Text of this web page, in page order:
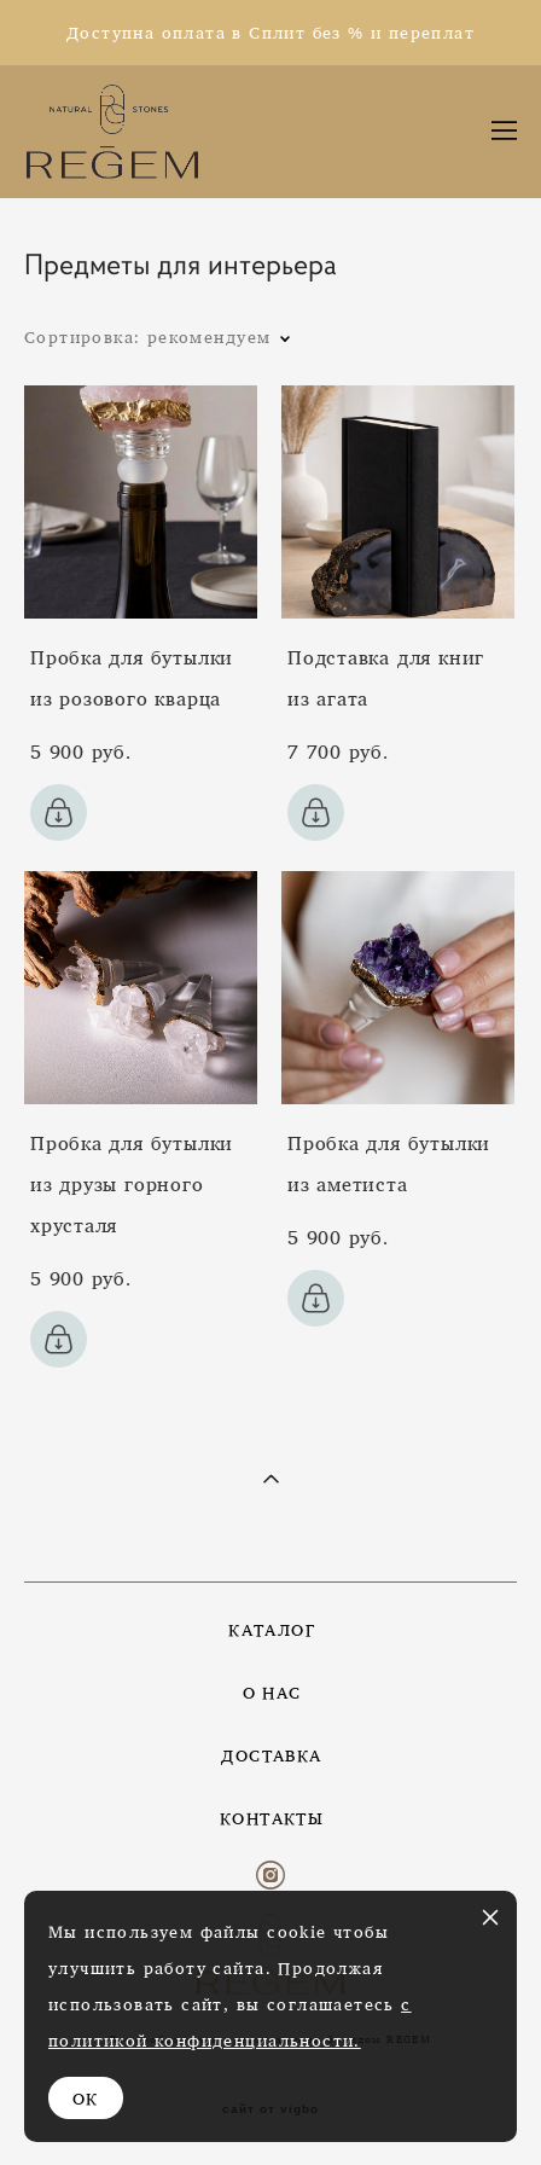
Доступна оплата в Сплит без % и переплат
Предметы для интерьера
Сортировка: рекомендуем
Пробка для бутылки
из розового кварца
5 900 pуб.
Подставка для книг
из агата
7 700 pуб.
Пробка для бутылки
из друзы горного
хрусталя
5 900 pуб.
Пробка для бутылки
из аметиста
5 900 pуб.
КАТАЛОГ
О НАС
ДОСТАВКА
КОНТАКТЫ
Все изображения предоставлены брендом REGEM
Мы используем файлы cookie чтобы
улучшить работу сайта. Продолжая
использовать сайт, вы соглашаетесьс
политикой конфиденциальности.
ОК